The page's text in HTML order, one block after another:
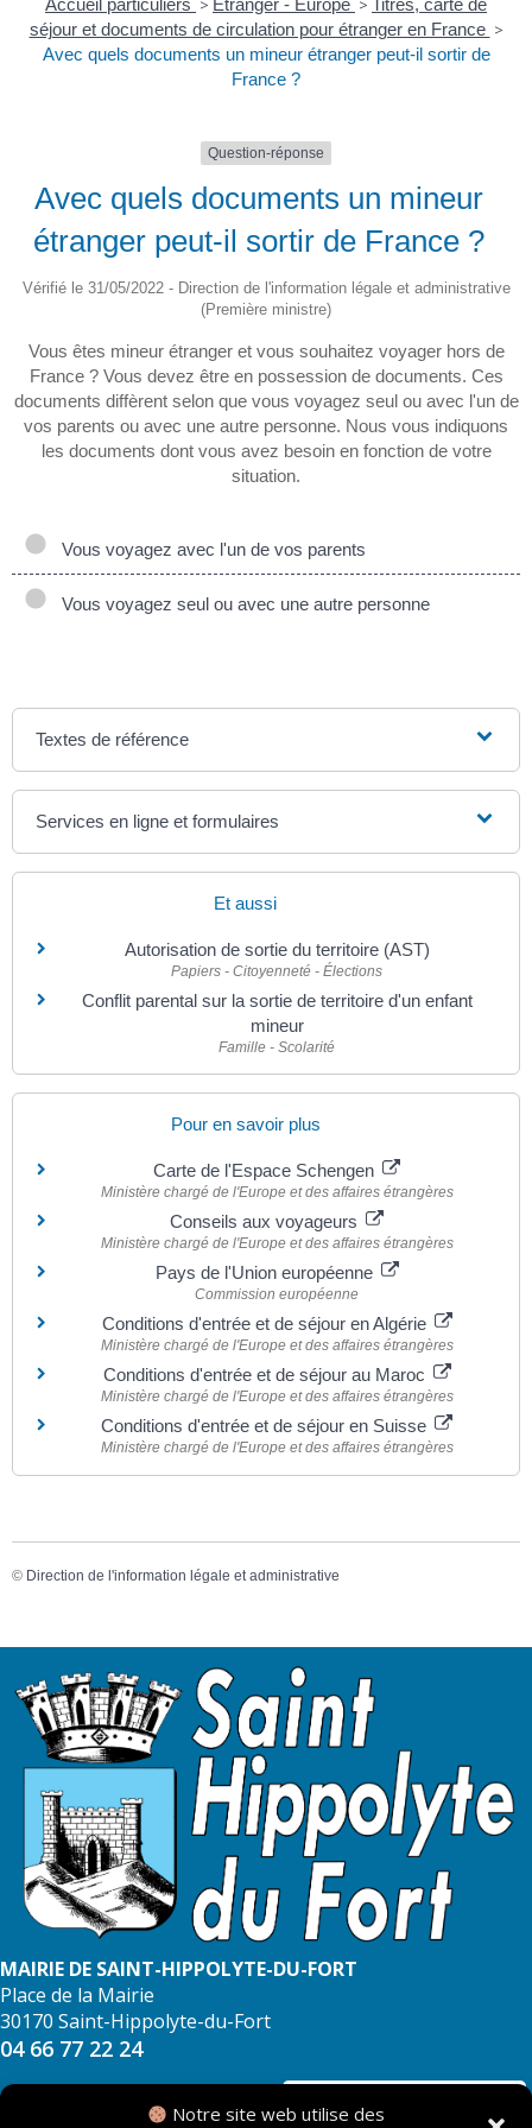
Notre site web utilise des
Accueil particuliers > Étranger - Europe > Titres, carte de
séjour et documents de circulation pour étranger en France >
Avec quels documents un mineur étranger peut-il sortir de
France ?
Question-réponse
Avec quels documents un mineur
étranger peut-il sortir de France ?
Vérifié le 31/05/2022 - Direction de l'information légale et administrative
(Première ministre)
Vous êtes mineur étranger et vous souhaitez voyager hors de
France ? Vous devez être en possession de documents. Ces
documents diffèrent selon que vous voyagez seul ou avec l'un de
vos parents ou avec une autre personne. Nous vous indiquons
les documents dont vous avez besoin en fonction de votre
situation.
Vous voyagez avec l'un de vos parents
Vous voyagez seul ou avec une autre personne
Textes de référence
Services en ligne et formulaires
Et aussi
Autorisation de sortie du territoire (AST)
Papiers - Citoyenneté - Élections
Conflit parental sur la sortie de territoire d'un enfant
mineur
Famille - Scolarité
Pour en savoir plus
Carte de l'Espace Schengen
Ministère chargé de l'Europe et des affaires étrangères
Conseils aux voyageurs
Ministère chargé de l'Europe et des affaires étrangères
Pays de l'Union européenne
Commission européenne
Conditions d'entrée et de séjour en Algérie
Ministère chargé de l'Europe et des affaires étrangères
Conditions d'entrée et de séjour au Maroc
Ministère chargé de l'Europe et des affaires étrangères
Conditions d'entrée et de séjour en Suisse
Ministère chargé de l'Europe et des affaires étrangères
© Direction de l'information légale et administrative
MAIRIE DE SAINT-HIPPOLYTE-DU-FORT
Place de la Mairie
30170 Saint-Hippolyte-du-Fort
04 66 77 22 24
NOUS CONTACTER